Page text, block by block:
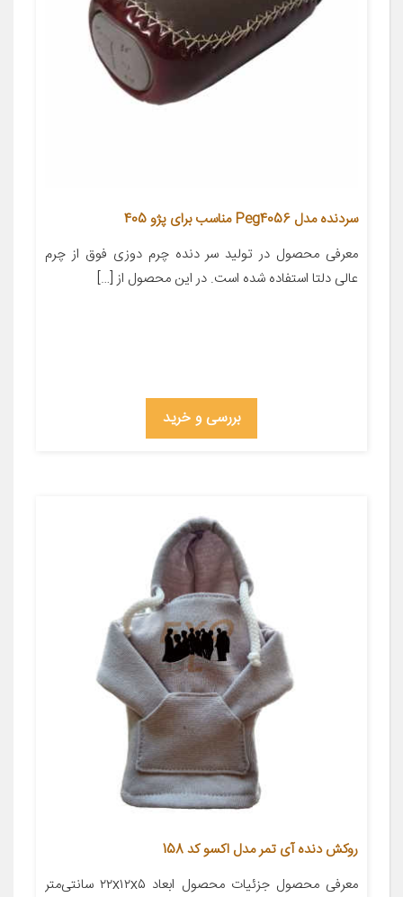
سردنده مدل Peg4056 مناسب برای پژو 405
معرفی محصول در تولید سر دنده چرم دوزی فوق از چرم
عالی دلتا استفاده شده است. در این محصول از […]
بررسی و خرید
روکش دنده آی تمر مدل اکسو کد 158
معرفی محصول جزئیات محصول ابعاد ۲۲x۱۲x۵ سانتی‌متر